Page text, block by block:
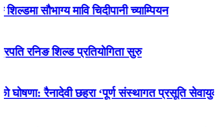
मावि चिदीपानी च्याम्पियन
शिल्ड प्रतियोगिता सुरु
रैनादेवी छहरा ‘पूर्ण संस्थागत प्रसूति सेवायुक्त’